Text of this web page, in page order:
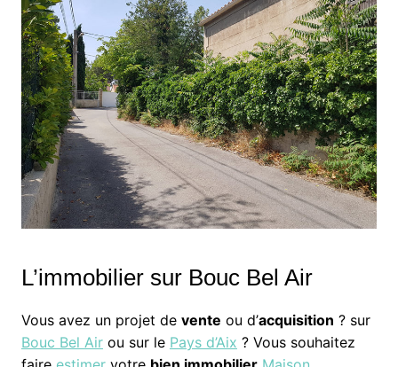
L’immobilier sur Bouc Bel Air
Vous avez un projet de vente ou d’acquisition ? sur
Bouc Bel Airou sur le Pays d’Aix ? Vous souhaitez